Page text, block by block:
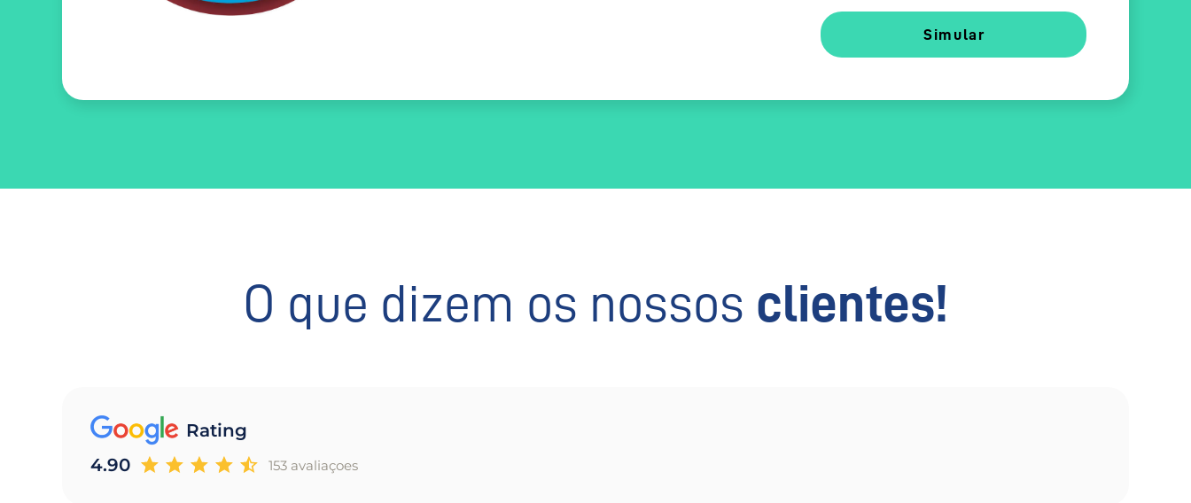
Simular
O que dizem os nossos clientes!
Rating
4.90
153 avaliaçoes